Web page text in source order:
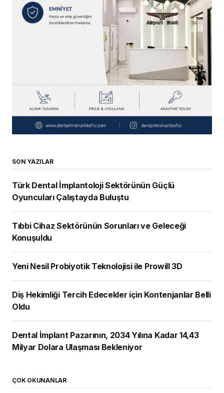
SON YAZILAR
Türk Dental İmplantoloji Sektörünün Güçlü
Oyuncuları Çalıştayda Buluştu
Tıbbi Cihaz Sektörünün Sorunları ve Geleceği
Konuşuldu
Yeni Nesil Probiyotik Teknolojisi ile Prowill 3D
Diş Hekimliği Tercih Edecekler için Kontenjanlar Belli
Oldu
Dental İmplant Pazarının, 2034 Yılına Kadar 14,43
Milyar Dolara Ulaşması Bekleniyor
ÇOK OKUNANLAR